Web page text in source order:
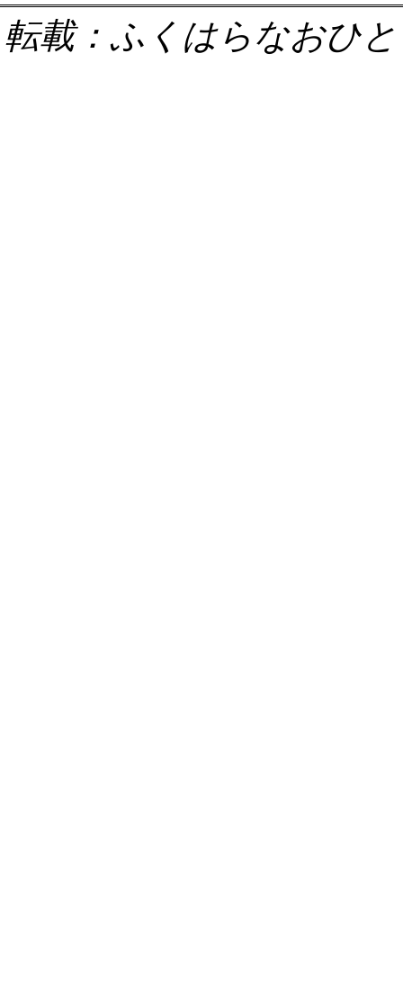
転載：ふくはらなおひ